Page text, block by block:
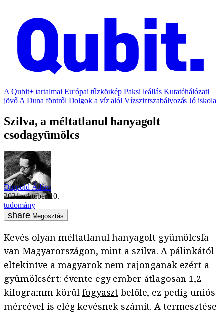
A Qubit+ tartalmai Európai tűzkörkép Paksi leállás Kutatóhálózati
jövő A Duna föntről Dolgok a víz alól Vízszintszabályozás Jó iskola
Szilva, a méltatlanul hanyagolt
csodagyümölcs
Dippold Ádám
2021. október 10.
tudomány
Megosztás
Kevés olyan méltatlanul hanyagolt gyümölcsfa
van Magyarországon, mint a szilva. A pálinkától
eltekintve a magyarok nem rajonganak ezért a
gyümölcsért: évente egy ember átlagosan 1,2
kilogramm körül fogyaszt belőle, ez pedig uniós
mércével is elég kevésnek számít. A termesztése